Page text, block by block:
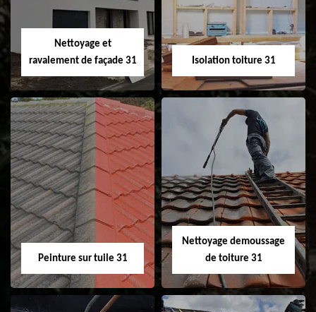
fenêtre de toit et
Velux 31
Nettoyage et
ravalement de façade 31
Nettoyage et
ravalement de
façade 31
Isolation toiture 31
Isolation toiture 31
Peinture sur tuile 31
Nettoyage demoussage
de toiture 31